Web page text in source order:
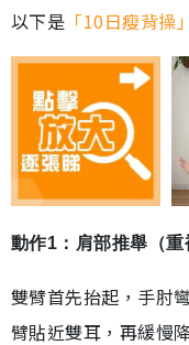
以下是 「10日瘦背操」
動作1：肩部推舉（重
雙臂首先抬起，手肘
臂貼近雙耳，再緩慢